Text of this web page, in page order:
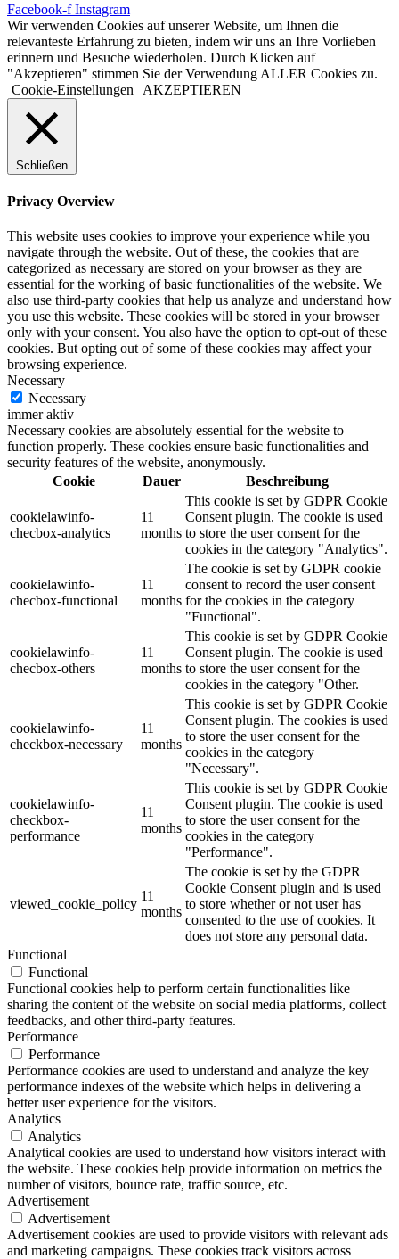
Facebook-f Instagram
Wir verwenden Cookies auf unserer Website, um Ihnen die
relevanteste Erfahrung zu bieten, indem wir uns an Ihre Vorlieben
erinnern und Besuche wiederholen. Durch Klicken auf
"Akzeptieren" stimmen Sie der Verwendung ALLER Cookies zu.
Cookie-Einstellungen
AKZEPTIEREN
Schließen
Privacy Overview
This website uses cookies to improve your experience while you
navigate through the website. Out of these, the cookies that are
categorized as necessary are stored on your browser as they are
essential for the working of basic functionalities of the website. We
also use third-party cookies that help us analyze and understand how
you use this website. These cookies will be stored in your browser
only with your consent. You also have the option to opt-out of these
cookies. But opting out of some of these cookies may affect your
browsing experience.
Necessary
Necessary
immer aktiv
Necessary cookies are absolutely essential for the website to
function properly. These cookies ensure basic functionalities and
security features of the website, anonymously.
Cookie
Dauer Beschreibung
cookielawinfo-
checbox-analytics
11
months
This cookie is set by GDPR Cookie
Consent plugin. The cookie is used
to store the user consent for the
cookies in the category "Analytics".
cookielawinfo-
checbox-functional
11
months
The cookie is set by GDPR cookie
consent to record the user consent
for the cookies in the category
"Functional".
cookielawinfo-
checbox-others
11
months
This cookie is set by GDPR Cookie
Consent plugin. The cookie is used
to store the user consent for the
cookies in the category "Other.
cookielawinfo-
checkbox-necessary
11
months
This cookie is set by GDPR Cookie
Consent plugin. The cookies is used
to store the user consent for the
cookies in the category
"Necessary".
cookielawinfo-
checkbox-
performance
11
months
This cookie is set by GDPR Cookie
Consent plugin. The cookie is used
to store the user consent for the
cookies in the category
"Performance".
viewed_cookie_policy
11
months
The cookie is set by the GDPR
Cookie Consent plugin and is used
to store whether or not user has
consented to the use of cookies. It
does not store any personal data.
Functional
Functional
Functional cookies help to perform certain functionalities like
sharing the content of the website on social media platforms, collect
feedbacks, and other third-party features.
Performance
Performance
Performance cookies are used to understand and analyze the key
performance indexes of the website which helps in delivering a
better user experience for the visitors.
Analytics
Analytics
Analytical cookies are used to understand how visitors interact with
the website. These cookies help provide information on metrics the
number of visitors, bounce rate, traffic source, etc.
Advertisement
Advertisement
Advertisement cookies are used to provide visitors with relevant ads
and marketing campaigns. These cookies track visitors across